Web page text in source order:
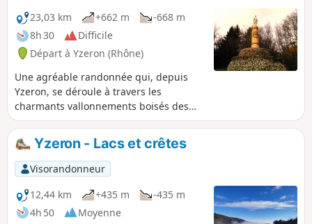
23,03 km
+662 m
-668 m
8h 30
Difficile
Départ à Yzeron (Rhône)
Une agréable randonnée qui, depuis
Yzeron, se déroule à travers les
charmants vallonnements boisés des
Monts du Lyonnais, en proposant, tout
au long, de beaux points de vue sur la
Vallée du Rhône et les Alpes. D'Yzeron,
l'itinéraire longe le Lac du Ronzey et
rejoint le Col de la Croix de Pars, puis la
petite chapelle Saint-Clair avant de
passer aux Jumeaux pour gagner le Col
Yzeron - Lacs et crêtes
Visorandonneur
12,44 km
+435 m
-435 m
4h 50
Moyenne